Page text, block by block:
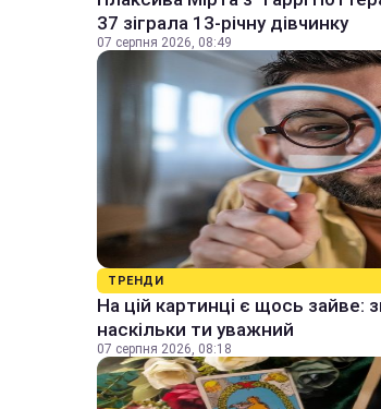
37 зіграла 13-річну дівчинку
07 серпня 2026, 08:49
ТРЕНДИ
На цій картинці є щось зайве:
наскільки ти уважний
07 серпня 2026, 08:18